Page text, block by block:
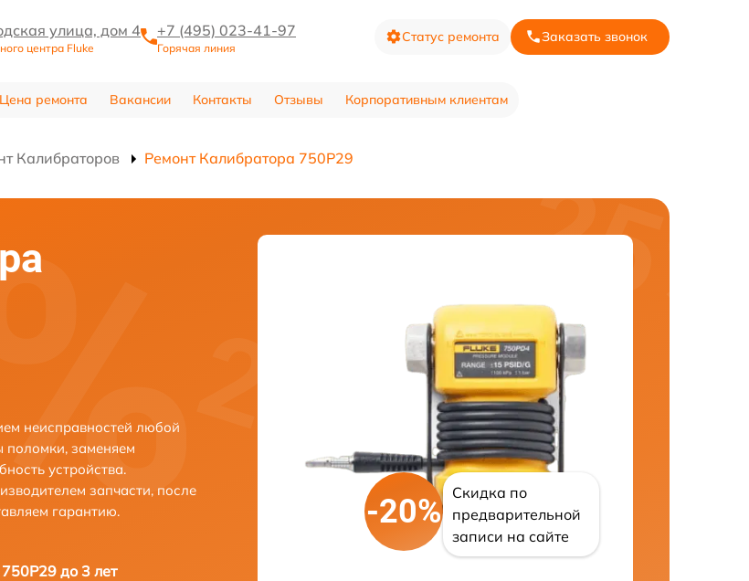
улица, дом 4
центра Fluke
+7 (495) 023-41-97
Горячая линия
Статус ремонта Заказать звонок
Цена ремонта Вакансии Контакты Отзывы Корпоративным клиентам
Калибраторов Ремонт Калибратора 750P29
неисправностей любой
поломки, заменяем
устройства.
запчасти, после
гарантию.
до 3 лет
-20%
Скидка по
предварительной
записи на сайте